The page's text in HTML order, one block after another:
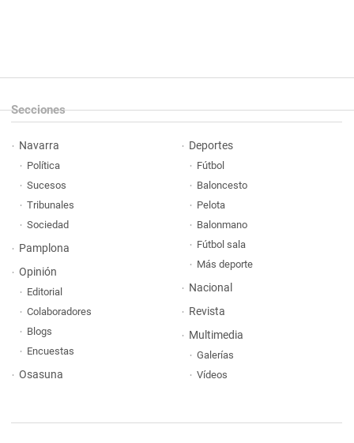
Secciones
Navarra
Política
Sucesos
Tribunales
Sociedad
Pamplona
Opinión
Editorial
Colaboradores
Blogs
Encuestas
Osasuna
Deportes
Fútbol
Baloncesto
Pelota
Balonmano
Fútbol sala
Más deporte
Nacional
Revista
Multimedia
Galerías
Vídeos